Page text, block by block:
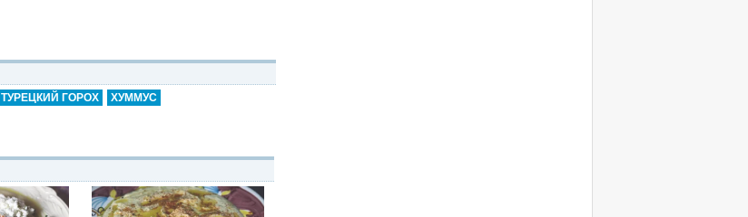
ТУРЕЦКИЙ ГОРОХ
ХУММУС